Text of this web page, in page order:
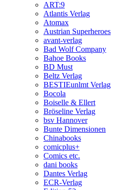
ART:9
Atlantis Verlag
Atomax
Austrian Superheroes
avant-verlag
Bad Wolf Company
Bahoe Books
BD Must
Beltz Verlag
BESTIEunlmt Verlag
Bocola
Boiselle & Ellert
Bröseline Verlag
bsv Hannover
Bunte Dimensionen
Chinabooks
comicplus+
Comics etc.
dani books
Dantes Verlag
ECR-Verlag